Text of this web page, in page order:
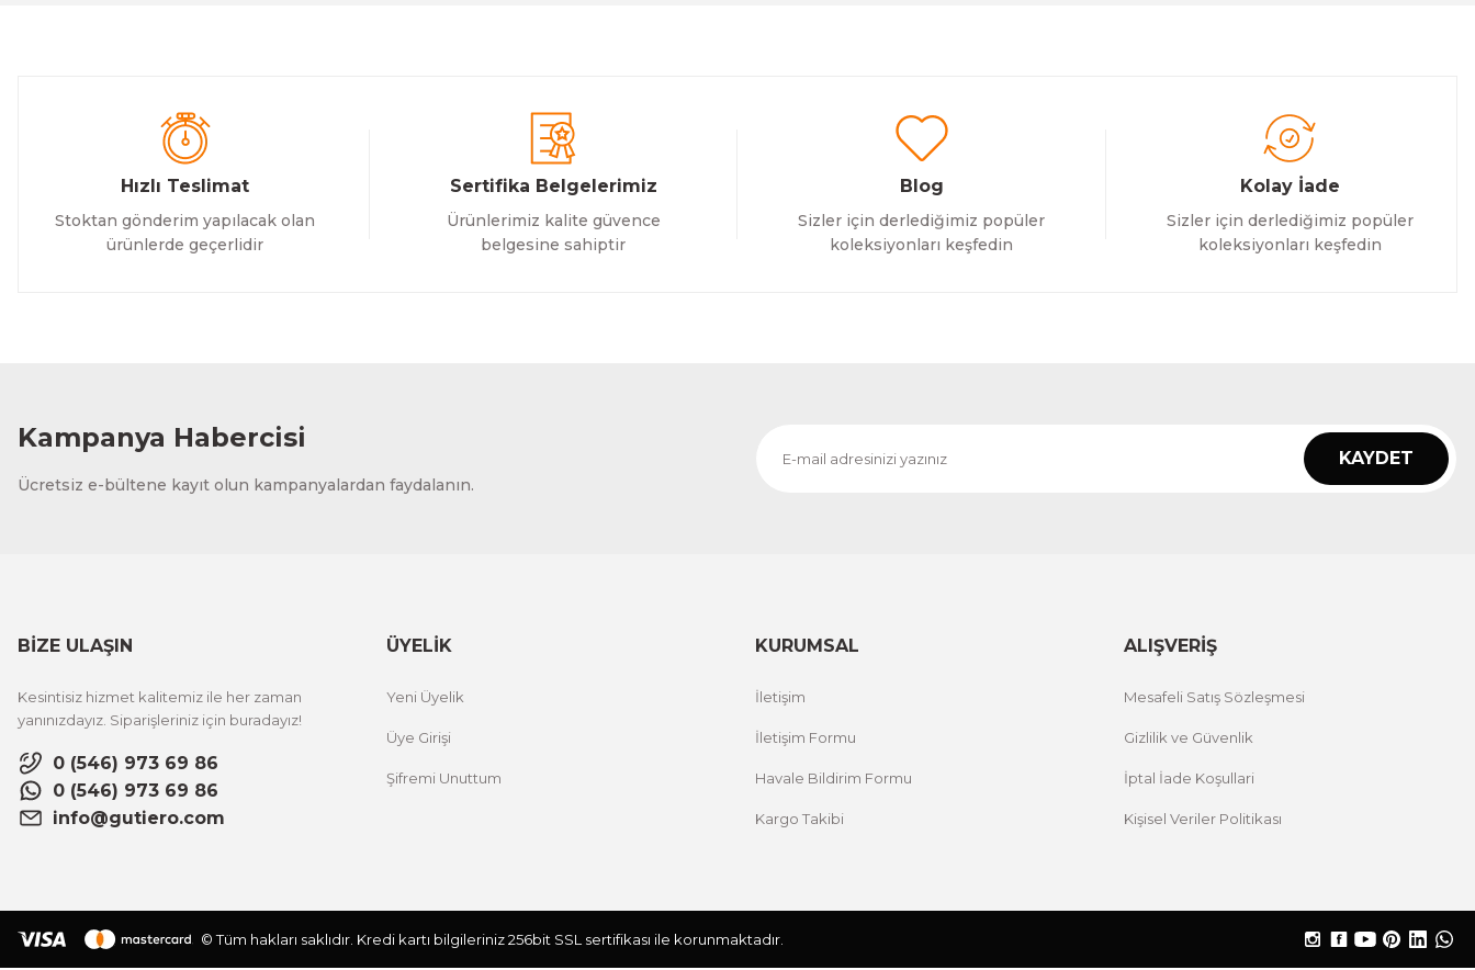
Hızlı Teslimat
Stoktan gönderim yapılacak olan
ürünlerde geçerlidir
Sertifika Belgelerimiz
Ürünlerimiz kalite güvence
belgesine sahiptir
Blog
Sizler için derlediğimiz popüler
koleksiyonları keşfedin
Kolay İade
Sizler için derlediğimiz popüler
koleksiyonları keşfedin
Kampanya Habercisi
Ücretsiz e-bültene kayıt olun kampanyalardan faydalanın.
KAYDET
BİZE ULAŞIN
Kesintisiz hizmet kalitemiz ile her zaman
yanınızdayız. Siparişleriniz için buradayız!
0 (546) 973 69 86
0 (546) 973 69 86
info@gutiero.com
ÜYELİK
Yeni Üyelik
Üye Girişi
Şifremi Unuttum
KURUMSAL
İletişim
İletişim Formu
Havale Bildirim Formu
Kargo Takibi
ALIŞVERİŞ
Mesafeli Satış Sözleşmesi
Gizlilik ve Güvenlik
İptal İade Koşullari
Kişisel Veriler Politikası
© Tüm hakları saklıdır. Kredi kartı bilgileriniz 256bit SSL sertifikası ile korunmaktadır.